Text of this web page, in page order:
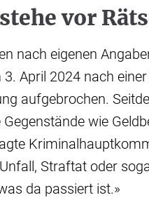
vor
nach eigenen
April 2024 nach
aufgebrochen.
Gegenstände wie
Straftat oder
da passiert ist.»